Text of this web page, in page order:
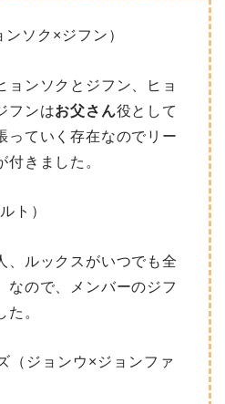
ソク×ジフン）
ョンソクとジフン、ヒョ
フンはお父さん役として
っていく存在なのでリー
付きました。
ト）
、ルックスがいつでも全
なので、メンバーのジフ
た。
（ジョンウ×ジョンファ